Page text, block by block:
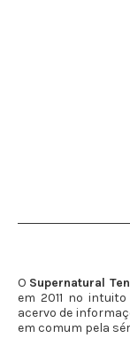
O Supernatural
em 2011 no
acervo de
em comum pela